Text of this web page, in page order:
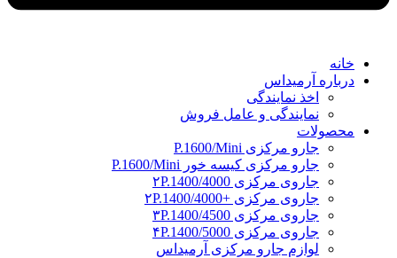
خانه
درباره آرمیداس
اخذ نمایندگی
نمایندگی و عامل فروش
محصولات
جارو مرکزی P.1600/Mini
جارو مرکزی کیسه خور P.1600/Mini
جاروی مرکزی ۲P.1400/4000
جاروی مرکزی +۲P.1400/4000
جاروی مرکزی ۳P.1400/4500
جاروی مرکزی ۴P.1400/5000
لوازم جارو مرکزی آرمیداس